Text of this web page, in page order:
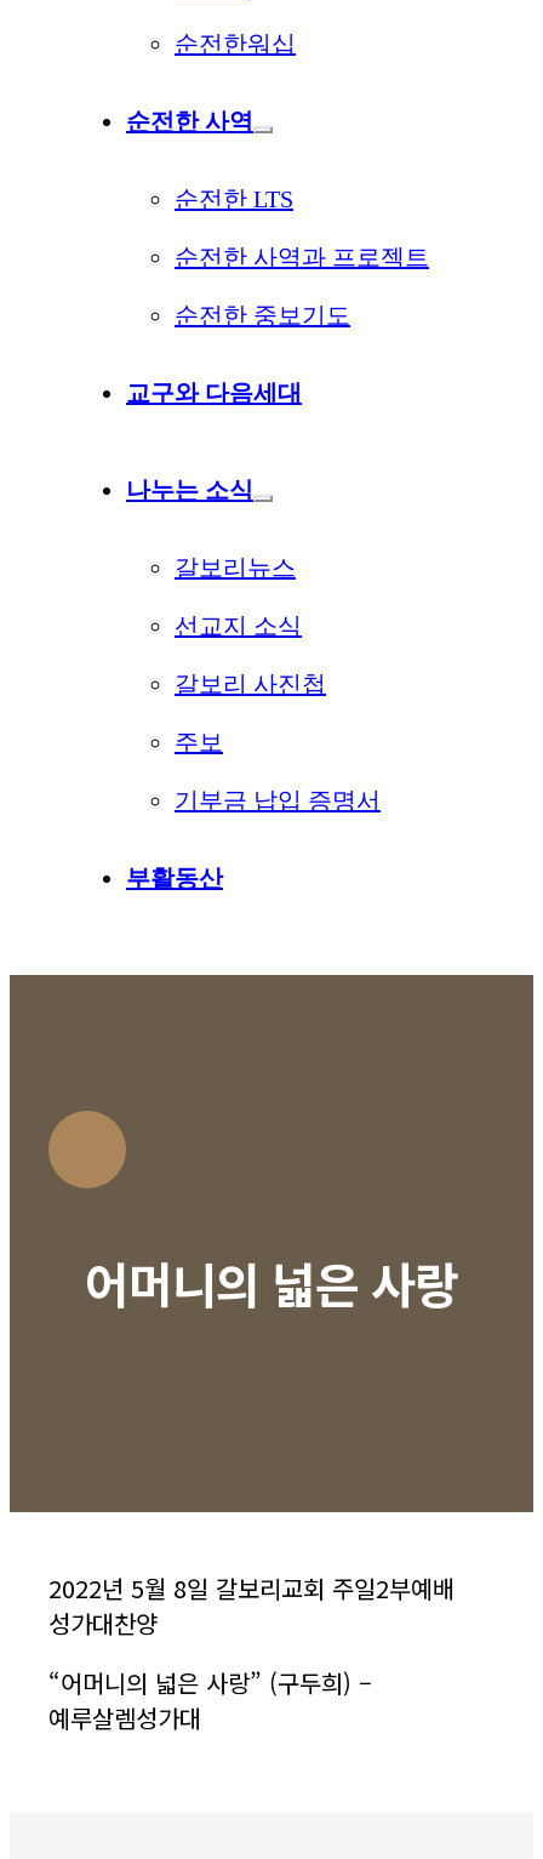
순전한워십
순전한 사역
순전한 LTS
순전한 사역과 프로젝트
순전한 중보기도
교구와 다음세대
나누는 소식
갈보리뉴스
선교지 소식
갈보리 사진첩
주보
기부금 납입 증명서
부활동산
어머니의 넓은 사랑
2022년 5월 8일 갈보리교회 주일2부예배
성가대찬양
“어머니의 넓은 사랑” (구두희) –
예루살렘성가대